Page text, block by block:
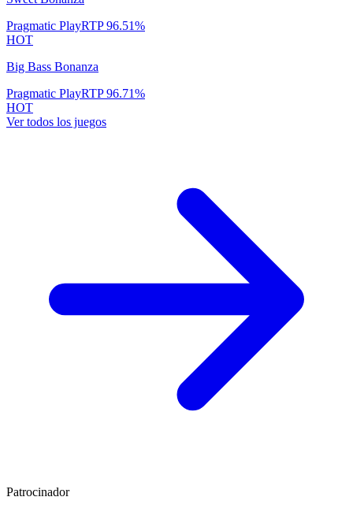
Pragmatic PlayRTP96.51%
HOT
Big Bass Bonanza
Pragmatic PlayRTP96.71%
HOT
Ver todos los juegos
Patrocinador